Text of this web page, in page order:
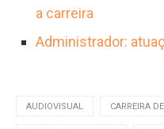
a carreira
Administrador:
AUDIOVISUAL CARREIRA